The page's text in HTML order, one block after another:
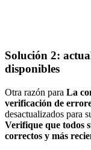
Solución 2:
disponibles
Otra razón para La
verificación de
desactualizados para
Verifique que todos
correctos y más